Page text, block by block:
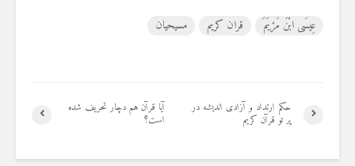
عِيسَى ابْنَ مَرْيَمَ قران کریم مسیحیان
آیا قرآن هم دچار تحریف شده
است؟
حکم ارتداد و آزادی اندیشه در
پر تو قرآن کریم